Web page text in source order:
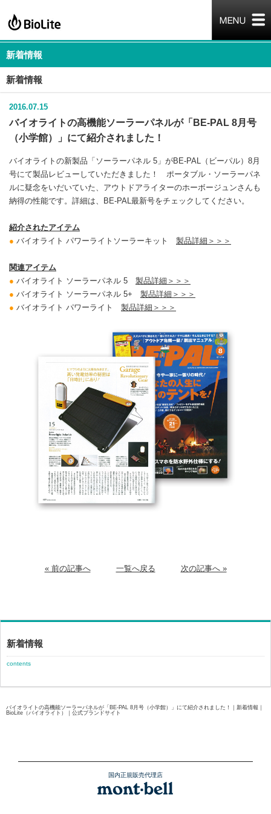
新着情報
新着情報
2016.07.15
バイオライトの高機能ソーラーパネルが「BE-PAL 8月号
（小学館）」にて紹介されました！
バイオライトの新製品「ソーラーパネル 5」がBE-PAL（ビーパル）8月
号にて製品レビューしていただきました！ ポータブル・ソーラーパネ
ルに疑念をいだいていた、アウトドアライターのホーボージュンさんも
納得の性能です。詳細は、BE-PAL最新号をチェックしてください。
紹介されたアイテム
● バイオライト パワーライトソーラーキット 製品詳細＞＞＞
関連アイテム
● バイオライト ソーラーパネル 5 製品詳細＞＞＞
● バイオライト ソーラーパネル 5+ 製品詳細＞＞＞
● バイオライト パワーライト 製品詳細＞＞＞
« 前の記事へ 一覧へ戻る 次の記事へ »
新着情報
contents
バイオライトの高機能ソーラーパネルが「BE-PAL 8月号（小学館）」にて紹介されました！｜新着情報｜
BioLite（バイオライト）｜公式ブランドサイト
国内正規販売代理店